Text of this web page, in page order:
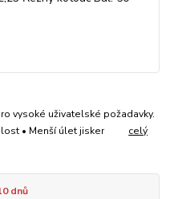
vysoké uživatelské požadavky.
• Menší úlet jisker celý
dnů